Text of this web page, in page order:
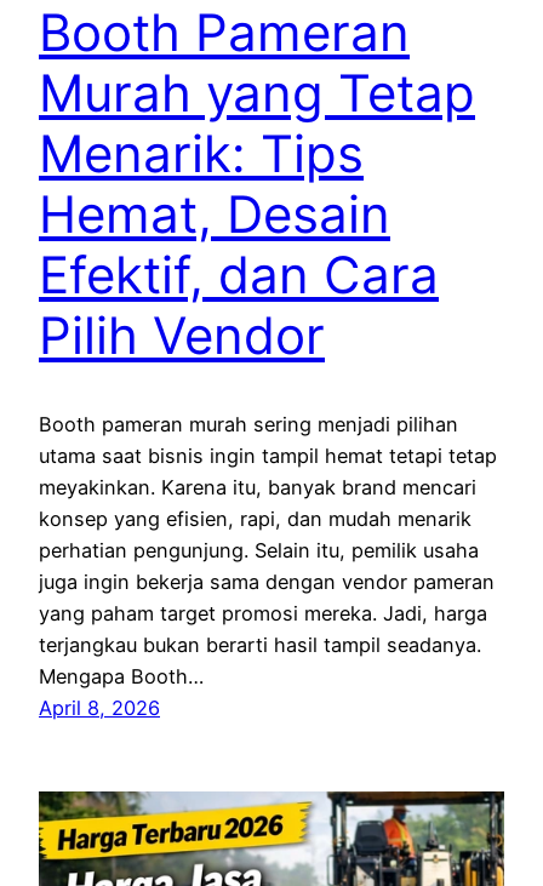
Booth Pameran
Murah yang Tetap
Menarik: Tips
Hemat, Desain
Efektif, dan Cara
Pilih Vendor
Booth pameran murah sering menjadi pilihan
utama saat bisnis ingin tampil hemat tetapi tetap
meyakinkan. Karena itu, banyak brand mencari
konsep yang efisien, rapi, dan mudah menarik
perhatian pengunjung. Selain itu, pemilik usaha
juga ingin bekerja sama dengan vendor pameran
yang paham target promosi mereka. Jadi, harga
terjangkau bukan berarti hasil tampil seadanya.
Mengapa Booth…
April 8, 2026